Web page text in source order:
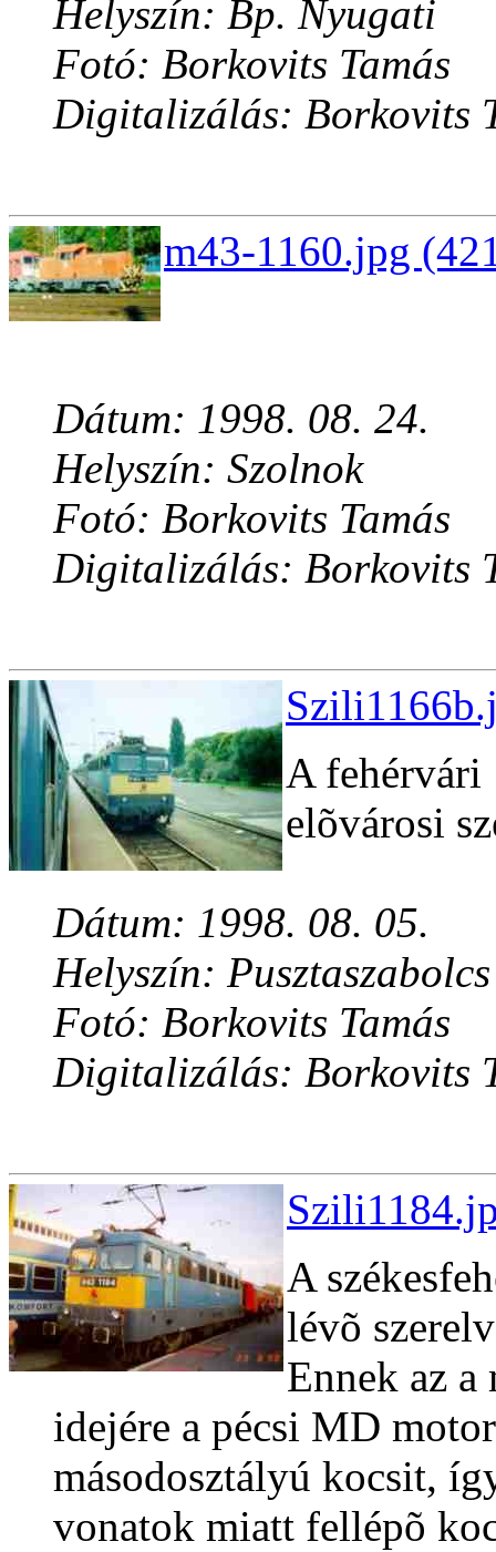
Helyszín: Bp. Nyugati
Fotó: Borkovits Tamás
Digitalizálás: Borkovits
m43-1160.jpg
Dátum: 1998. 08. 24.
Helyszín: Szolnok
Fotó: Borkovits Tamás
Digitalizálás: Borkovits
A fehérvári
elõvárosi
Dátum: 1998. 08. 05.
Helyszín: Pusztaszabolcs
Fotó: Borkovits Tamás
Digitalizálás: Borkovits
A
lévõ
Ennek az a
idejére a pécsi MD
másodosztályú kocsit,
vonatok miatt fellépõ